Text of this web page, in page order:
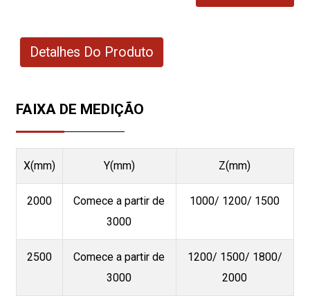
Detalhes Do Produto
FAIXA DE MEDIÇÃO
X(mm) Y(mm) Z(mm)
2000
Comece a partir de
3000
1000/ 1200/ 1500
2500
Comece a partir de
3000
1200/ 1500/ 1800/
2000